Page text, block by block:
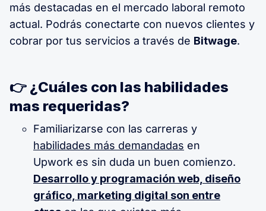
más destacadas en el mercado laboral remoto
actual. Podrás conectarte con nuevos clientes y
cobrar por tus servicios a través de Bitwage.
👉 ¿Cuáles con las habilidades
mas requeridas?
Familiarizarse con las carreras y
habilidades más demandadas en
Upwork es sin duda un buen comienzo.
Desarrollo y programación web, diseño
gráfico, marketing digital son entre